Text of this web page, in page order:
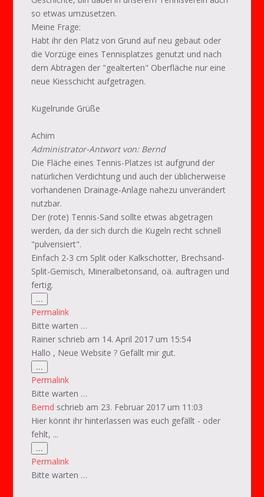
so etwas umzusetzen.
Meine Frage:
Habt ihr den Platz von Grund auf neu gebaut oder
die Vorzüge eines Tennisplatzes genutzt und nach
dem Abtragen der "gealterten" Oberfläche nur eine
neue Kiesschicht aufgetragen.
Kugelrunde Grüße
Achim
Administrator-Antwort von: Bernd
Die Fläche eines Tennis-Platzes ist aufgrund der
natürlichen Verdichtung und auch der üblicherweise
vorhandenen Drainage-Anlage nahezu unverändert
nutzbar.
Der (rote) Tennis-Sand sollte etwas abgetragen
werden, da der sich durch die Kugeln recht schnell
"pulverisiert".
Einfach 2-3 cm Split oder Kalkschotter, Brechsand-
Split-Gemisch, Mineralbetonsand, oä. auftragen und
fertig.
Metabox
ein-/ausblenden.
Permalink
Bitte warten …
Rainer schrieb am 14. April 2017 um 15:54
Hallo , Neue Website ? Gefällt mir gut.
Metabox
ein-/ausblenden.
Permalink
Bitte warten …
Bernd schrieb am 23. Februar 2017 um 11:03
Hier könnt ihr hinterlassen was euch gefällt - oder
fehlt, ...
Metabox
ein-/ausblenden.
Permalink
Bitte warten …